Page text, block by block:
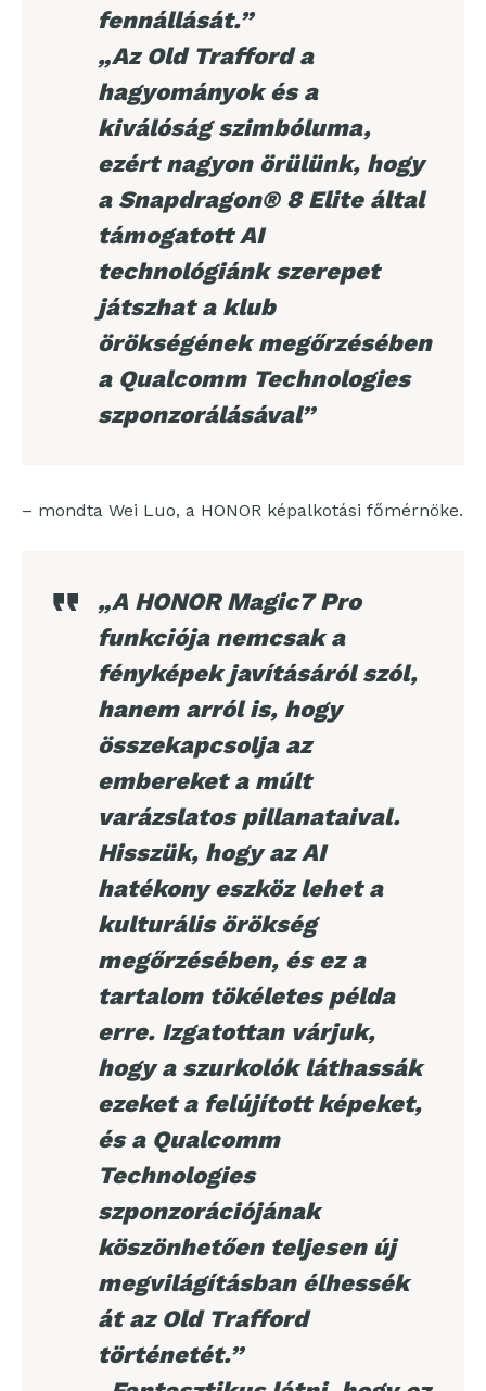
fennállását.”
„Az Old Trafford a
hagyományok és a
kiválóság szimbóluma,
ezért nagyon örülünk, hogy
a Snapdragon® 8 Elite által
támogatott AI
technológiánk szerepet
játszhat a klub
örökségének megőrzésében
a Qualcomm Technologies
szponzorálásával”
– mondta Wei Luo, a HONOR képalkotási főmérnöke.
„A HONOR Magic7 Pro
funkciója nemcsak a
fényképek javításáról szól,
hanem arról is, hogy
összekapcsolja az
embereket a múlt
varázslatos pillanataival.
Hisszük, hogy az AI
hatékony eszköz lehet a
kulturális örökség
megőrzésében, és ez a
tartalom tökéletes példa
erre. Izgatottan várjuk,
hogy a szurkolók láthassák
ezeket a felújított képeket,
és a Qualcomm
Technologies
szponzorációjának
köszönhetően teljesen új
megvilágításban élhessék
át az Old Trafford
történetét.”